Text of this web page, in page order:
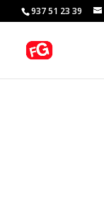
937 51 23 39